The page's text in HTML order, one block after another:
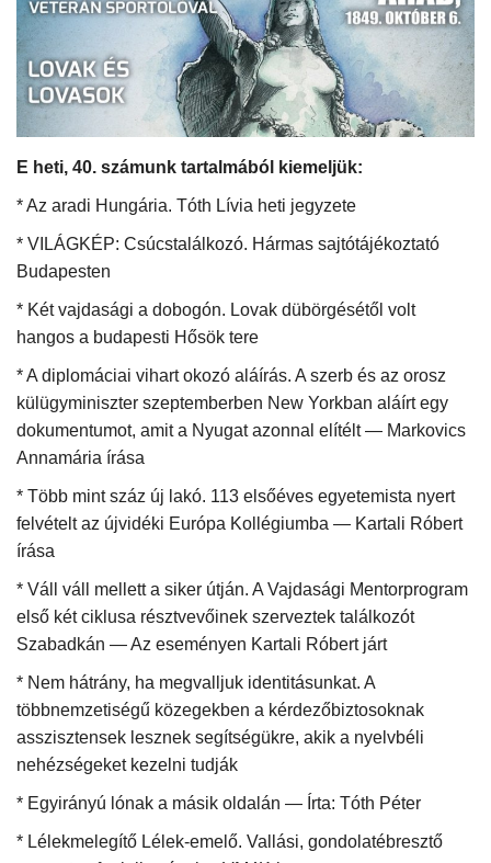
Kultúra
Történelem
Gazdaság
Művészet
Sport
Sajtó
Rendezvény
Humor
Napló postája
Galéria
Újság Archívum
Emlékezzünk †
Nyelv
Magyar Deutsch English
E heti, 40. számunk tartalmából kiemeljük:
* Az aradi Hungária. Tóth Lívia heti jegyzete
* VILÁGKÉP: Csúcstalálkozó. Hármas sajtótájékoztató
Budapesten
* Két vajdasági a dobogón. Lovak dübörgésétől volt
hangos a budapesti Hősök tere
* A diplomáciai vihart okozó aláírás. A szerb és az orosz
külügyminiszter szeptemberben New Yorkban aláírt egy
dokumentumot, amit a Nyugat azonnal elítélt — Markovics
Annamária írása
* Több mint száz új lakó. 113 elsőéves egyetemista nyert
felvételt az újvidéki Európa Kollégiumba — Kartali Róbert
írása
* Váll váll mellett a siker útján. A Vajdasági Mentorprogram
első két ciklusa résztvevőinek szerveztek találkozót
Szabadkán — Az eseményen Kartali Róbert járt
* Nem hátrány, ha megvalljuk identitásunkat. A
többnemzetiségű közegekben a kérdezőbiztosoknak
asszisztensek lesznek segítségükre, akik a nyelvbéli
nehézségeket kezelni tudják
* Egyirányú lónak a másik oldalán — Írta: Tóth Péter
* Lélekmelegítő Lélek-emelő. Vallási, gondolatébresztő